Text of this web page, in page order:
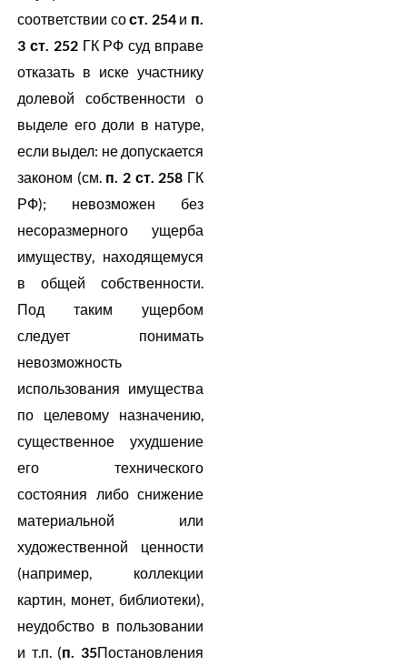
соответствии сост. 254и п.
3 ст. 252ГК РФ суд вправе
отказать в иске участнику
долевой собственности о
выделе его доли в натуре,
если выдел: не допускается
законом (см. п. 2 ст. 258 ГК
РФ); невозможен без
несоразмерного ущерба
имуществу, находящемуся
в общей собственности.
Под таким ущербом
следует понимать
невозможность
использования имущества
по целевому назначению,
существенное ухудшение
его технического
состояния либо снижение
материальной или
художественной ценности
(например, коллекции
картин, монет, библиотеки),
неудобство в пользовании
и т.п. (п. 35Постановления